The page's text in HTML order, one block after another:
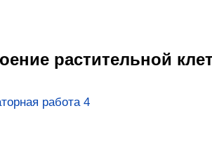
растительной
работа 4